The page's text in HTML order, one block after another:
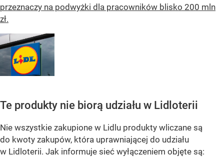
przeznaczy na podwyżki dla pracowników blisko 200 mln
zł.
Te produkty nie biorą udziału w Lidloterii
Nie wszystkie zakupione w Lidlu produkty wliczane są
do kwoty zakupów, która uprawniającej do udziału
w Lidloterii. Jak informuje sieć wyłączeniem objęte są: